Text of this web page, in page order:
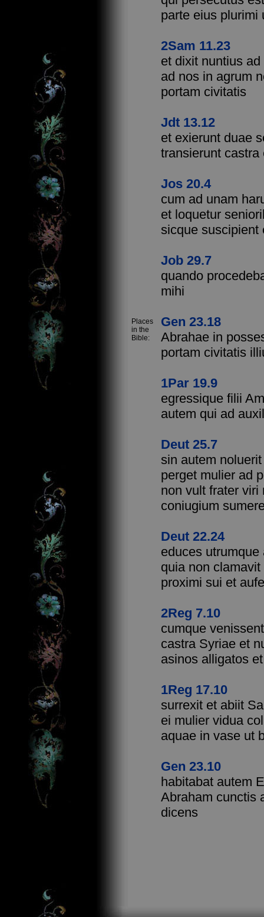
Places
in the
Bible:
parte eius plurimi
2Sam 11.23
et dixit nuntius
ad nos in agrum
portam civitatis
Jdt 13.12
et exierunt duae
transierunt
Jos 20.4
cum ad unam
et loquetur
sicque suscipient
Job 29.7
quando
mihi
Gen 23.18
Abrahae in
portam civitatis
1Par 19.9
egressique filii
autem qui ad
Deut 25.7
sin autem
perget mulier ad
non vult frater
coniugium
Deut 22.24
educes
quia non
proximi sui et
2Reg 7.10
cumque
castra Syriae et
asinos alligatos
1Reg 17.10
surrexit et abiit
ei mulier vidua
aquae in vase ut
Gen 23.10
habitabat autem
Abraham cunctis
dicens